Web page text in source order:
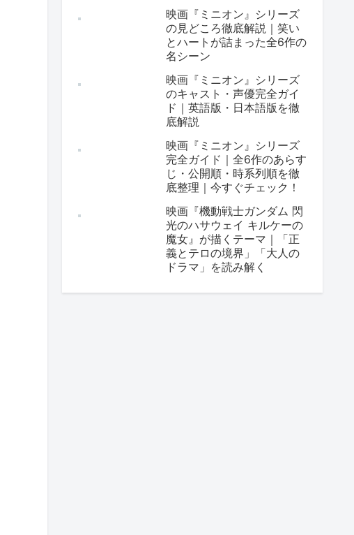
映画『ミニオン』シリーズ
の見どころ徹底解説｜笑い
とハートが詰まった全6作の
名シーン
映画『ミニオン』シリーズ
のキャスト・声優完全ガイ
ド｜英語版・日本語版を徹
底解説
映画『ミニオン』シリーズ
完全ガイド｜全6作のあらす
じ・公開順・時系列順を徹
底整理｜今すぐチェック！
映画『機動戦士ガンダム 閃
光のハサウェイ キルケーの
魔女』が描くテーマ｜「正
義とテロの境界」「大人の
ドラマ」を読み解く